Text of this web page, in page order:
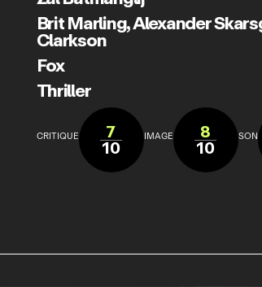
Brit Marling,Alexander
Clarkson
Fox
Thriller
CRITIQUE 7
10 IMAGE 8
10 SON